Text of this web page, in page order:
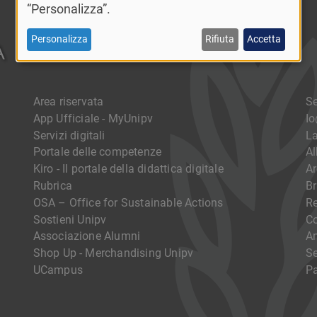
Area riservata
App Ufficiale - MyUnipv
Servizi digitali
Portale delle competenze
Kiro - Il portale della didattica digitale
Rubrica
OSA – Office for Sustainable Actions
Sostieni Unipv
Associazione Alumni
Shop Up - Merchandising Unipv
UCampus
“Personalizza”.
Personalizza Rifiuta Accetta